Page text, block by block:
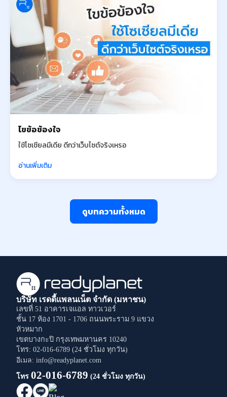
ไขข้อข้องใจ
ใช้โซเชียลมีเดีย ดีกว่าเว็บไซต์จริงเหรอ
อ่านเพิ่มเติม
ดูบทความทั้งหมด
บริษัท เรดดี้แพลนเน็ต จำกัด (มหาชน)
เลขที่ 51 อาคารเจแอล ทาวเวอร์
ชั้น 17 ห้อง 1701 - 1706 ถนนพระราม 9 แขวง
หัวหมาก
เขตบางกะปิ กรุงเทพมหานคร 10240
โทร: 02-016-6789 (24 ชั่วโมง ทุกวัน)
อีเมล: info@readyplanet.com
โทร 02-016-6789 (24 ชั่วโมง ทุกวัน)